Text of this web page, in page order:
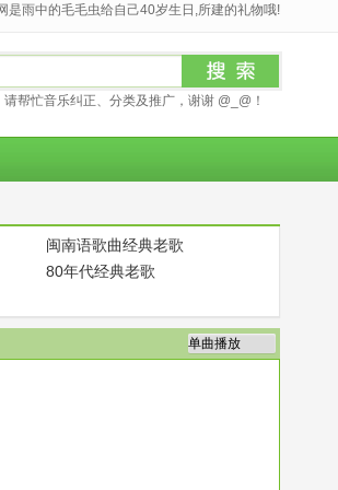
是雨中的毛毛虫给自己40岁生日,所建的礼物哦!
帮忙音乐纠正、分类及推广，谢谢 @_@！
闽南语歌曲经典老歌
80年代经典老歌